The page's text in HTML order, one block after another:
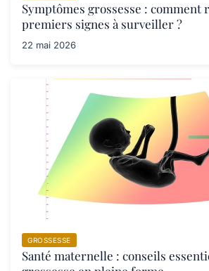
Symptômes grossesse : comment
premiers signes à surveiller ?
22 mai 2026
GROSSESSE
Santé maternelle : conseils